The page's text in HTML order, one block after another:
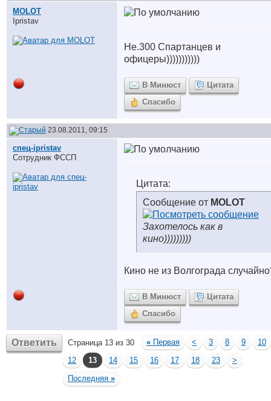
MOLOT
Ipristav
Не.300 Спартанцев и
офицеры)))))))))))
В Минюст
Цитата
Спасибо
23.08.2011, 09:15
спец-ipristav
Сотрудник ФССП
Цитата:
Сообщение от MOLOT
Захотелось как в
кино)))))))))
Кино не из Волгограда
В Минюст
Цитата
Спасибо
Ответить Страница 13 из 30 « Первая < 3 8 9
10
12
13 14 15 16 17 18 23
>
Последняя »